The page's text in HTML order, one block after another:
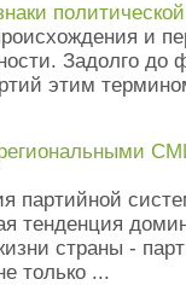
и
Задолго до
этим
партийной
тенденция
страны -
только ...